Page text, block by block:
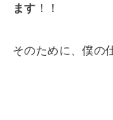
ます ！！
そのために、僕の